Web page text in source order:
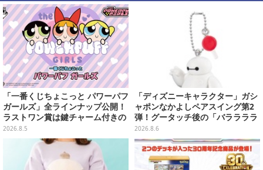
「一番くじちょこっと パワーパフ
ガールズ」全ラインナップ公開！
ラストワン賞は鍵チャーム付きの
シール帳スペシャルセットを用意
2026.8.5
「ディズニーキャラクター」ガシ
ャポンなかよしペアスイング第2
弾！グータッチ後の「バララララ
ララ～♪」を再現したヒロ＆ベイ
マックスなど全4種
2026.8.6